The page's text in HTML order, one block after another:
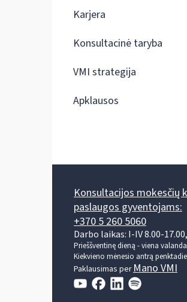
Karjera
Konsultacinė taryba
VMI strategija
Apklausos
Konsultacijos mokesčių
paslaugos gyventojams:
+370 5 260 5060
Darbo laikas: I-IV 8.00-
Prieššventinę dieną - viena
Kiekvieno mėnesio antrą
Paklausimas perMano VMI